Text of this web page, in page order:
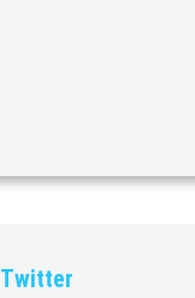
Twitter